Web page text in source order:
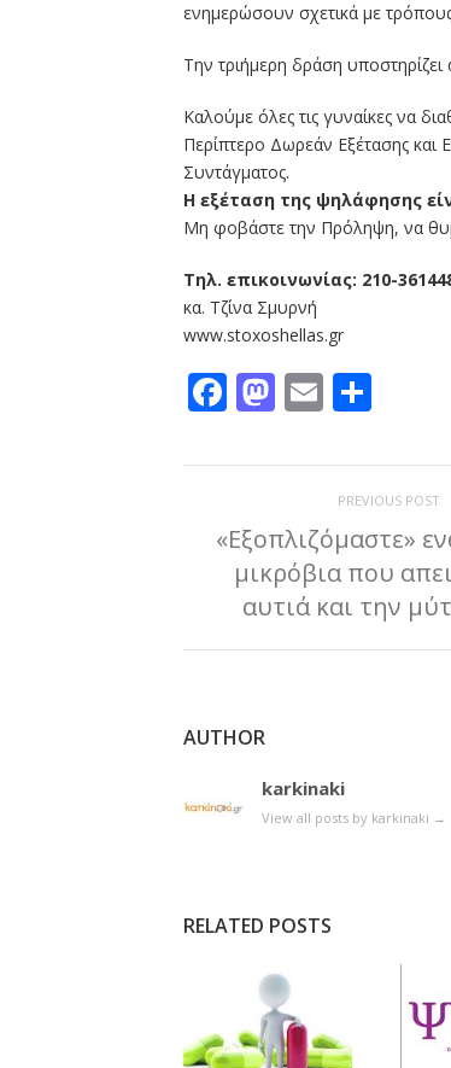
ενημερώσουν σχετικά με
Την τριήμερη δράση υποστηρίζει
Καλούμε όλες τις γυναίκες να
Περίπτερο Δωρεάν Εξέτασης
Συντάγματος.
Η εξέταση της ψηλάφησης
Μη φοβάστε την Πρόληψη, να
Τηλ. επικοινωνίας: 210-
κα. Τζίνα Σμυρνή
www.stoxoshellas.gr
Facebook
Mastodon
Email
PREVIOUS POST
«Εξοπλιζόμαστε»
μικρόβια που
αυτιά και την
AUTHOR
karkinaki
View all posts by karkinaki →
RELATED POSTS